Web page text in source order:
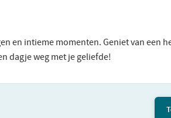
en intieme momenten. Geniet van een
dagje weg met je geliefde!